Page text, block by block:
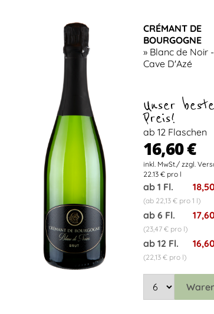
CRÉMANT DE
BOURGOGNE
» Blanc de Noir
Cave D'Azé
Unser
Preis!
ab 12 Flaschen
16,60 €
22.13 € pro l
ab 1 Fl.
(ab 22,13 € pro 1 l)
ab 6 Fl.
(23,47 € pro l)
ab 12 Fl.
(22,13 € pro l)